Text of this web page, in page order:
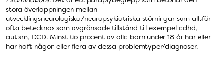
stora överlappningen mellan
utvecklingsneurologiska/neuropsykiatriska störningar som alltför
ofta betecknas som avgränsade tillstånd till exempel adhd,
autism, DCD. Minst tio procent av alla barn under 18 år har eller
har haft någon eller flera av dessa problemtyper/diagnoser.